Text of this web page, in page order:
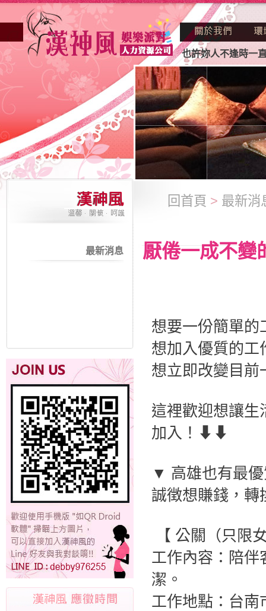
業妳正因不景氣的年代找不到工作？也許妳人不逢時一直
最新消息
回首頁 > 最新消
厭倦一成不變
想要一份簡單的
想加入優質的工
想立即改變目前
這裡歡迎想讓生
加入！⬇⬇
▼ 高雄也有最
誠徴想賺錢，轉
【 公關（只限
工作內容：陪伴
潔。
工作地點：台南